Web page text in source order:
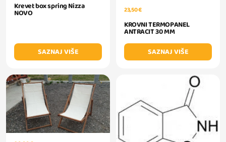
Krevet box spring Nizza
NOVO
SAZNAJ VIŠE
23,50 €
KROVNI TERMOPANEL
ANTRACIT 30 MM
SAZNAJ VIŠE